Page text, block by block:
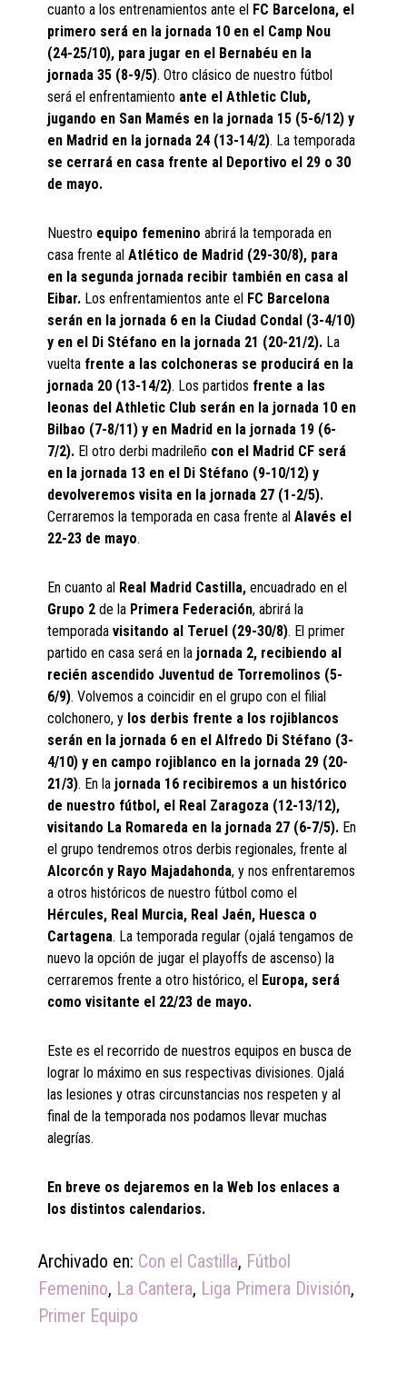
cuanto a los entrenamientos ante el FC Barcelona, el
primero será en la jornada 10 en el Camp Nou
(24-25/10), para jugar en el Bernabéu en la
jornada 35 (8-9/5). Otro clásico de nuestro fútbol
será el enfrentamiento ante el Athletic Club,
jugando en San Mamés en la jornada 15 (5-6/12) y
en Madrid en la jornada 24 (13-14/2). La temporada
se cerrará en casa frente al Deportivo el 29 o 30
de mayo.
Nuestro equipo femenino abrirá la temporada en
casa frente alAtlético de Madrid (29-30/8), para
en la segunda jornada recibir también en casa al
Eibar. Los enfrentamientos ante el FC Barcelona
serán en la jornada 6 en la Ciudad Condal (3-4/10)
y en el Di Stéfano en la jornada 21 (20-21/2). La
vuelta frente a las colchoneras se producirá en la
jornada 20 (13-14/2). Los partidos frente a las
leonas del Athletic Club serán en la jornada 10 en
Bilbao (7-8/11) y en Madrid en la jornada 19 (6-
7/2). El otro derbi madrileño con el Madrid CF será
en la jornada 13 en el Di Stéfano (9-10/12) y
devolveremos visita en la jornada 27 (1-2/5).
Cerraremos la temporada en casa frente alAlavés el
22-23 de mayo.
En cuanto al Real Madrid Castilla, encuadrado en el
Grupo 2 de la Primera Federación, abrirá la
temporadavisitando al Teruel (29-30/8). El primer
partido en casa será en la jornada 2, recibiendo al
recién ascendido Juventud de Torremolinos (5-
6/9). Volvemos a coincidir en el grupo con el filial
colchonero, y los derbis frente a los rojiblancos
serán en la jornada 6 en el Alfredo Di Stéfano (3-
4/10) y en campo rojiblanco en la jornada 29 (20-
21/3). En la jornada 16 recibiremos a un histórico
de nuestro fútbol, el Real Zaragoza (12-13/12),
visitando La Romareda en la jornada 27 (6-7/5). En
el grupo tendremos otros derbis regionales, frente al
Alcorcón y Rayo Majadahonda, y nos enfrentaremos
a otros históricos de nuestro fútbol como el
Hércules, Real Murcia, Real Jaén, Huesca o
Cartagena. La temporada regular (ojalá tengamos de
nuevo la opción de jugar el playoffs de ascenso) la
cerraremos frente a otro histórico, el Europa, será
como visitante el 22/23 de mayo.
Este es el recorrido de nuestros equipos en busca de
lograr lo máximo en sus respectivas divisiones. Ojalá
las lesiones y otras circunstancias nos respeten y al
final de la temporada nos podamos llevar muchas
alegrías.
En breve os dejaremos en la Web los enlaces a
los distintos calendarios.
Archivado en: Con el Castilla, Fútbol
Femenino, La Cantera, Liga Primera División,
Primer Equipo